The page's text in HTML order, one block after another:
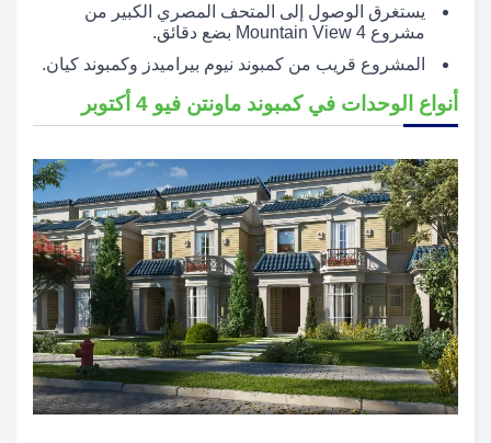
يستغرق الوصول إلى المتحف المصري الكبير من
مشروع Mountain View 4 بضع دقائق.
المشروع قريب من كمبوند نيوم بيراميدز وكمبوند كيان.
أنواع الوحدات في كمبوند ماونتن فيو 4 أكتوبر